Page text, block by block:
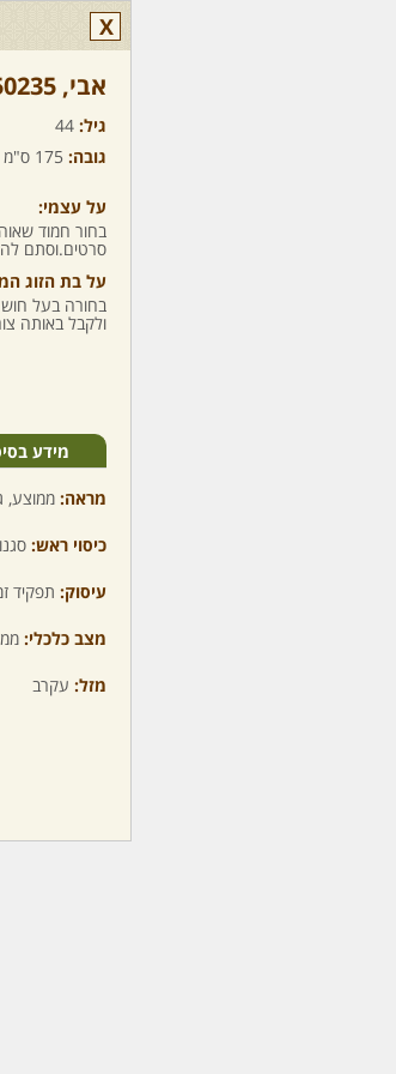
X
אבי,‏ 550235
גיל: 44
גובה: 175 ס"מ
על עצמי:
בחור חמוד
סרטים.וסתם
על בת הזוג
בחורה בעל
ולקבל באותה
מידע
מראה: ממוצע,
כיסוי ראש:
עיסוק: תפקיד
מצב כלכלי:
מזל: עקרב